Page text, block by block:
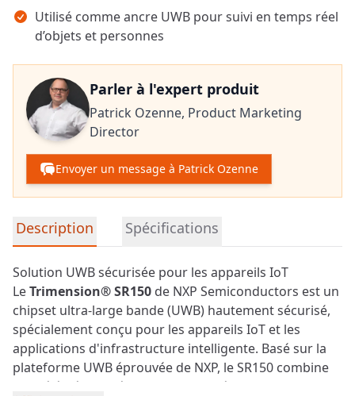
Utilisé comme ancre UWB pour suivi en temps réel
d’objets et personnes
Parler à l'expert produit
Patrick Ozenne, Product Marketing
Director
Envoyer un message à Patrick Ozenne
Informations détaillées sur le produit
Description Spécifications
Solution UWB sécurisée pour les appareils IoT
LeTrimension® SR150 de NXP Semiconductors est un
chipset ultra-large bande(UWB) hautement sécurisé,
spécialement conçu pour les appareils IoT et les
applications d'infrastructure intelligente. Basé sur la
plateforme UWB éprouvée de NXP, le SR150 combine
une télémétrie précise, des capacités de